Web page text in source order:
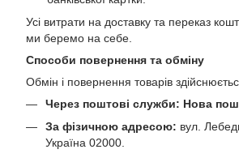
Усі витрати на доставку та переказ
ми беремо на себе.
Способи повернення та обміну
Обмін і повернення товарів
Через поштові служби: Нова
За фізичною адресою: вул.
Україна 02000.